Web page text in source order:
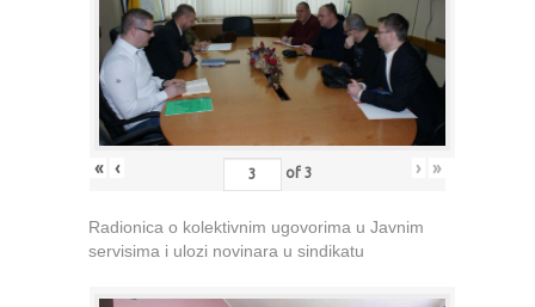
« ‹ of 3 › »
Radionica o kolektivnim ugovorima u Javnim
servisima i ulozi novinara u sindikatu